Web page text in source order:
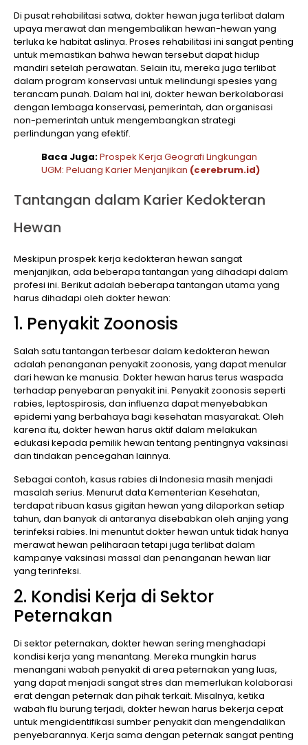
Di pusat rehabilitasi satwa, dokter hewan juga terlibat dalam
upaya merawat dan mengembalikan hewan-hewan yang
terluka ke habitat aslinya. Proses rehabilitasi ini sangat penting
untuk memastikan bahwa hewan tersebut dapat hidup
mandiri setelah perawatan. Selain itu, mereka juga terlibat
dalam program konservasi untuk melindungi spesies yang
terancam punah. Dalam hal ini, dokter hewan berkolaborasi
dengan lembaga konservasi, pemerintah, dan organisasi
non-pemerintah untuk mengembangkan strategi
perlindungan yang efektif.
Baca Juga:Prospek Kerja Geografi Lingkungan
UGM: Peluang Karier Menjanjikan (cerebrum.id)
Tantangan dalam Karier Kedokteran
Hewan
Meskipun prospek kerja kedokteran hewan sangat
menjanjikan, ada beberapa tantangan yang dihadapi dalam
profesi ini. Berikut adalah beberapa tantangan utama yang
harus dihadapi oleh dokter hewan:
1. Penyakit Zoonosis
Salah satu tantangan terbesar dalam kedokteran hewan
adalah penanganan penyakit zoonosis, yang dapat menular
dari hewan ke manusia. Dokter hewan harus terus waspada
terhadap penyebaran penyakit ini. Penyakit zoonosis seperti
rabies, leptospirosis, dan influenza dapat menyebabkan
epidemi yang berbahaya bagi kesehatan masyarakat. Oleh
karena itu, dokter hewan harus aktif dalam melakukan
edukasi kepada pemilik hewan tentang pentingnya vaksinasi
dan tindakan pencegahan lainnya.
Sebagai contoh, kasus rabies di Indonesia masih menjadi
masalah serius. Menurut data Kementerian Kesehatan,
terdapat ribuan kasus gigitan hewan yang dilaporkan setiap
tahun, dan banyak di antaranya disebabkan oleh anjing yang
terinfeksi rabies. Ini menuntut dokter hewan untuk tidak hanya
merawat hewan peliharaan tetapi juga terlibat dalam
kampanye vaksinasi massal dan penanganan hewan liar
yang terinfeksi.
2. Kondisi Kerja di Sektor
Peternakan
Di sektor peternakan, dokter hewan sering menghadapi
kondisi kerja yang menantang. Mereka mungkin harus
menangani wabah penyakit di area peternakan yang luas,
yang dapat menjadi sangat stres dan memerlukan kolaborasi
erat dengan peternak dan pihak terkait. Misalnya, ketika
wabah flu burung terjadi, dokter hewan harus bekerja cepat
untuk mengidentifikasi sumber penyakit dan mengendalikan
penyebarannya. Kerja sama dengan peternak sangat penting